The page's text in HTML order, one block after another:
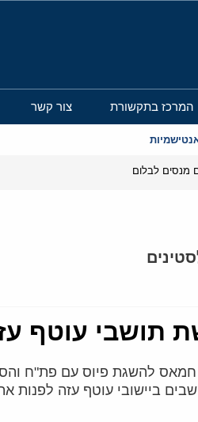
המרכז בתקשורת צור קשר
מנסים לבלום
תושבי עוטף
להשגת פיוס עם פת"ח